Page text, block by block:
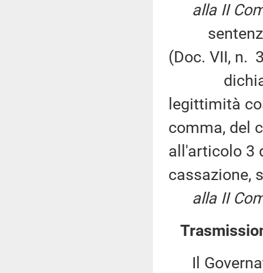
alla II
sentenza
(Doc. VII, n.
dichiara
legittimità
comma, del
all'articolo 3
cassazione,
alla II
Il